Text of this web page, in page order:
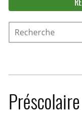
Recherche
Préscolaire